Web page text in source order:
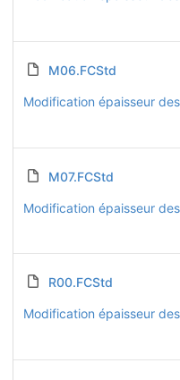
M06.FCStd
Modification épaisseur
M07.FCStd
Modification épaisseur
R00.FCStd
Modification épaisseur